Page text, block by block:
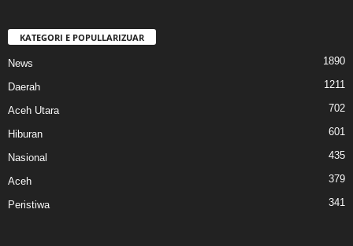
KATEGORI E POPULLARIZUAR
News 1890
Daerah 1211
Aceh Utara 702
Hiburan 601
Nasional 435
Aceh 379
Peristiwa 341